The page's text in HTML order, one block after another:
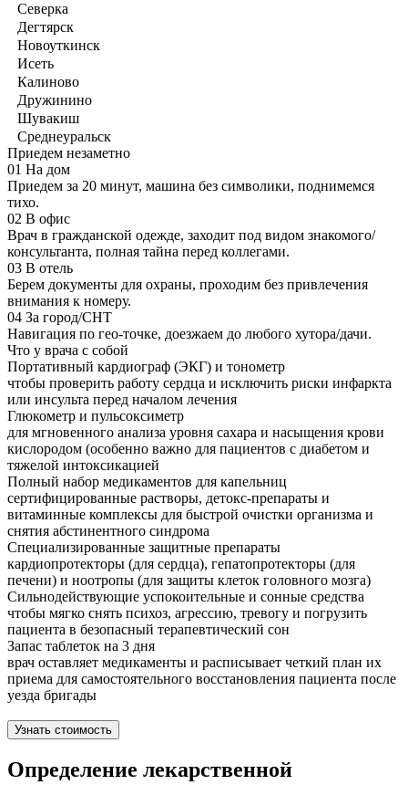
Северка
Дегтярск
Новоуткинск
Исеть
Калиново
Дружинино
Шувакиш
Среднеуральск
Приедем незаметно
01 На дом
Приедем за 20 минут, машина без символики, поднимемся
тихо.
02 В офис
Врач в гражданской одежде, заходит под видом знакомого/
консультанта, полная тайна перед коллегами.
03 В отель
Берем документы для охраны, проходим без привлечения
внимания к номеру.
04 За город/СНТ
Навигация по гео-точке, доезжаем до любого хутора/дачи.
Что у врача с собой
Портативный кардиограф (ЭКГ) и тонометр
чтобы проверить работу сердца и исключить риски инфаркта
или инсульта перед началом лечения
Глюкометр и пульсоксиметр
для мгновенного анализа уровня сахара и насыщения крови
кислородом (особенно важно для пациентов с диабетом и
тяжелой интоксикацией
Полный набор медикаментов для капельниц
сертифицированные растворы, детокс-препараты и
витаминные комплексы для быстрой очистки организма и
снятия абстинентного синдрома
Специализированные защитные препараты
кардиопротекторы (для сердца), гепатопротекторы (для
печени) и ноотропы (для защиты клеток головного мозга)
Сильнодействующие успокоительные и сонные средства
чтобы мягко снять психоз, агрессию, тревогу и погрузить
пациента в безопасный терапевтический сон
Запас таблеток на 3 дня
врач оставляет медикаменты и расписывает четкий план их
приема для самостоятельного восстановления пациента после
уезда бригады
Узнать стоимость
Определение лекарственной